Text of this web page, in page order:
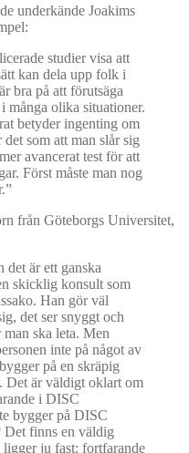
underkände Joakims
studier visa att
kan dela upp folk i
bra på att förutsäga
många olika situationer.
betyder ingenting om
som att man slår sig
avancerat test för att
Först måste man nog
från Göteborgs Universitet,
det är ett ganska
skicklig konsult som
Han gör väl
det ser snyggt och
ska leta. Men
inte på något av
på en skräpig
Det är väldigt oklart om
i DISC
bygger på DISC
Det finns en väldig
ju fast: fortfarande